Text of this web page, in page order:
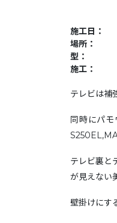
施工日：
場所：
型：
施工：
テレビは補
同時にパ
テレビ裏と
が見えない
壁掛けにす